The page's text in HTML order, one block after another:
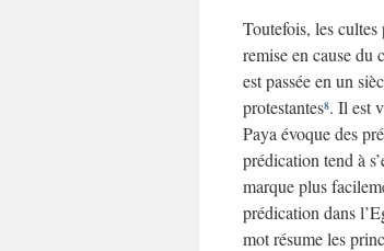
Toutefois, les
remise en cause du
est passée en un
protestantes8. Il est
Paya évoque des
prédication tend à
marque plus
prédication dans
mot résume les